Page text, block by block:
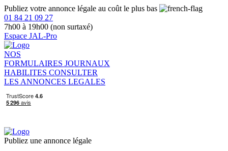
Publiez votre annonce légale au coût le plus bas
01 84 21 09 27
7h00 à 19h00 (non surtaxé)
Espace JAL-Pro
NOS
FORMULAIRES JOURNAUX
HABILITES CONSULTER
LES ANNONCES LEGALES
Publiez une annonce légale